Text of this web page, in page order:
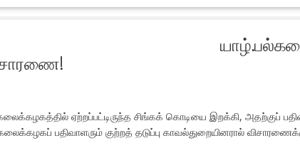
ஏற்றப்பட்டிருந்த சிங்கக் கொடியை இறக்கி, அதற்குப்
பதிவாளரும் குற்றத் தடுப்பு காவல்துறையினரால்